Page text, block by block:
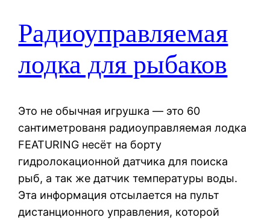
Радиоуправляемая
лодка для рыбаков
Это не обычная игрушка — это 60
сантиметрованя радиоуправляемая лодка
FEATURING несёт на борту
гидролокационной датчика для поиска
рыб, а так же датчик температуры воды.
Эта информация отсылается на пульт
дистанционного управления, которой